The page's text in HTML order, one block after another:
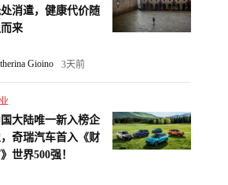
消遣，健康代价随
来
Gioino 3天前
大陆唯一新入榜企
奇瑞汽车首入《财
世界500强！